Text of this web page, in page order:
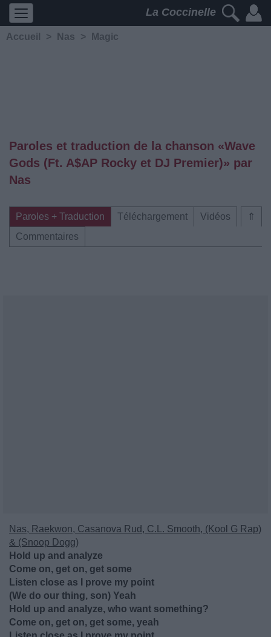
La Coccinelle
Accueil > Nas > Magic
Paroles et traduction de la chanson «Wave
Gods (Ft. A$AP Rocky et DJ Premier)» par
Nas
⇑
Paroles + Traduction Téléchargement
Vidéos
Commentaires
Nas, Raekwon, Casanova Rud, C.L. Smooth, (Kool G Rap)
& (Snoop Dogg)
Hold up and analyze
Come on, get on, get some
Listen close as I prove my point
(We do our thing, son) Yeah
Hold up and analyze, who want something?
Come on, get on, get some, yeah